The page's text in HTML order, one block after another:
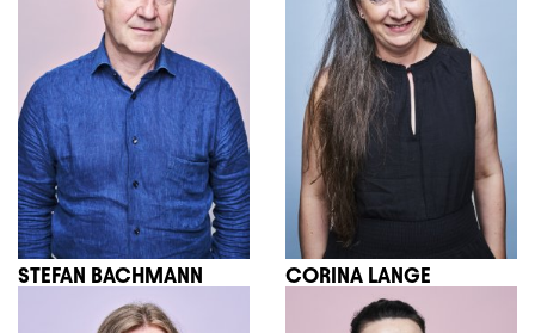
STEFAN BACHMANN CORINA LANGE